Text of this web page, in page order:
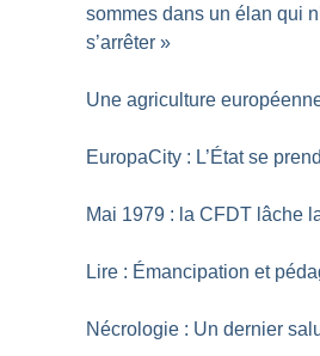
sommes dans un élan qui
s’arrêter »
Une agriculture
EuropaCity : L’État se
Mai 1979 : la CFDT lâche
Lire : Émancipation et
Nécrologie : Un dernier